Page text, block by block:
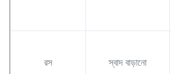
রস স্বাদ বাড়ানো